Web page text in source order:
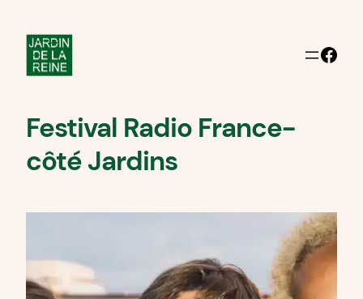
Facebook
Festival Radio France-
côté Jardins